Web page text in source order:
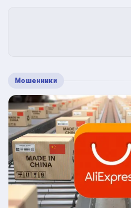
Мошенники